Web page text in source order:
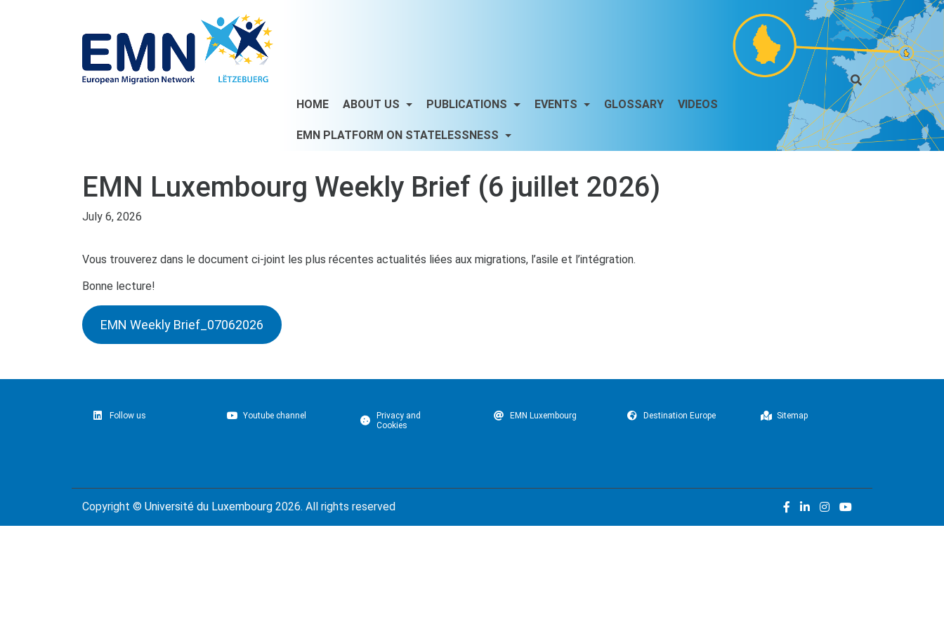
HOME ABOUT US PUBLICATIONS EVENTS GLOSSARY VIDEOS
EMN PLATFORM ON STATELESSNESS
EMN Luxembourg Weekly Brief (6 juillet 2026)
July 6, 2026
Vous trouverez dans le document ci-joint les plus récentes actualités liées aux migrations, l’asile et l’intégration.
Bonne lecture!
EMN Weekly Brief_07062026
Follow us Youtube channel
Privacy and
Cookies
EMN Luxembourg Destination Europe Sitemap
Copyright © Université du Luxembourg 2026. All rights reserved